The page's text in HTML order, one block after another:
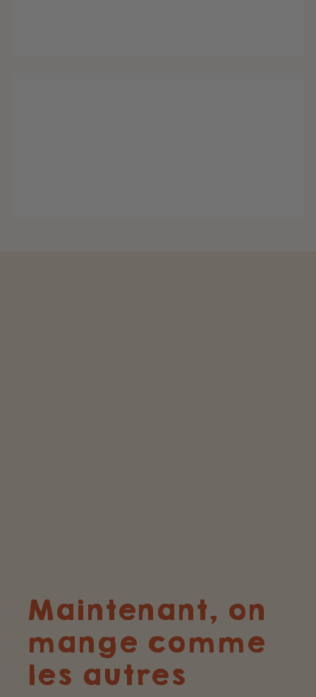
Maintenant, on
mange comme
les autres